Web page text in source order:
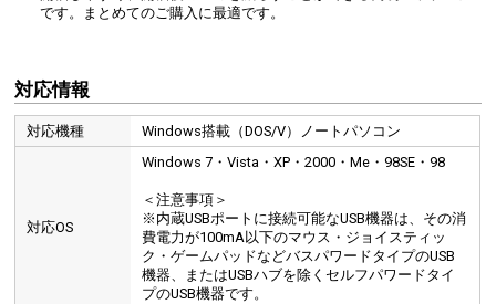
です。まとめてのご購入に最適です。
対応情報
対応機種 Windows搭載（DOS/V）ノートパソコン
対応OS
Windows 7・Vista・XP・2000・Me・98SE・98
＜注意事項＞
※内蔵USBポートに接続可能なUSB機器は、その消
費電力が100mA以下のマウス・ジョイスティッ
ク・ゲームパッドなどバスパワードタイプのUSB
機器、またはUSBハブを除くセルフパワードタイ
プのUSB機器です。